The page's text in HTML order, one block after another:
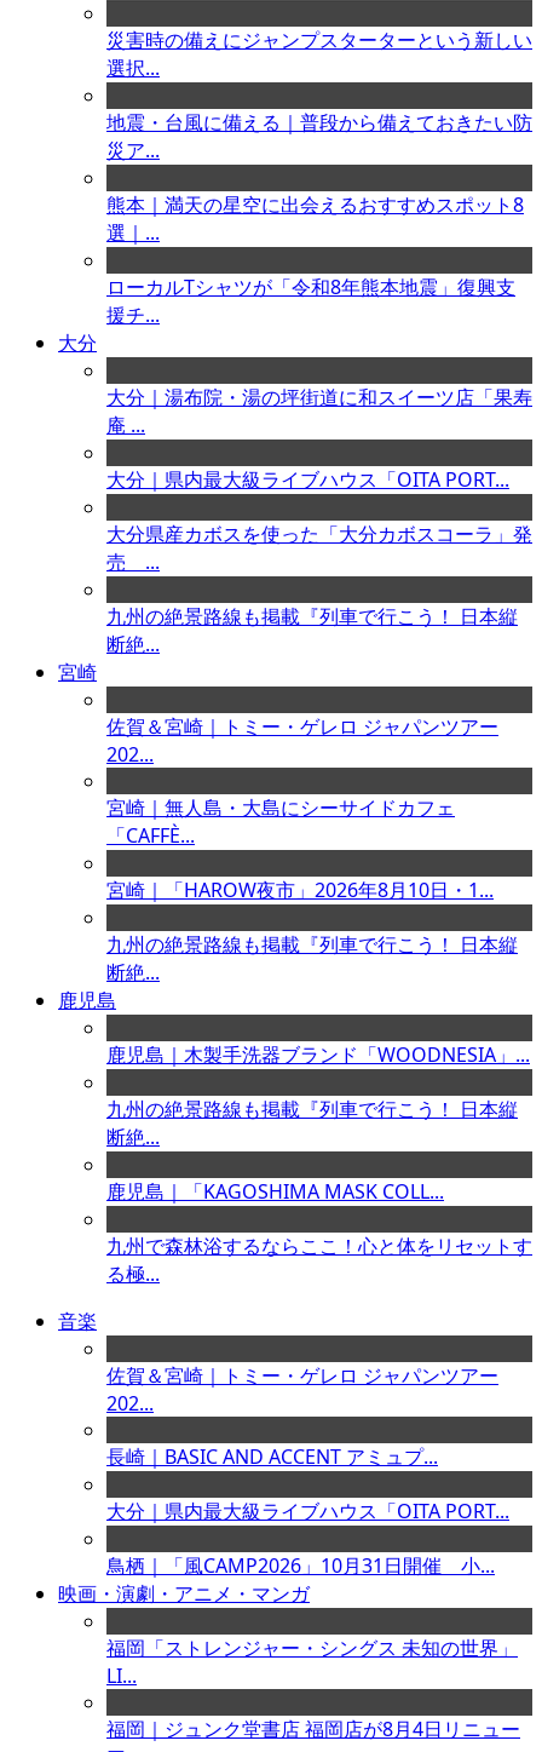
災害時の備えにジャンプスターターという新しい
選択...
地震・台風に備える｜普段から備えておきたい防
災ア...
熊本｜満天の星空に出会えるおすすめスポット8
選｜...
ローカルTシャツが「令和8年熊本地震」復興支
援チ...
大分
大分｜湯布院・湯の坪街道に和スイーツ店「果寿
庵 ...
大分｜県内最大級ライブハウス「OITA PORT...
大分県産カボスを使った「大分カボスコーラ」発
売 ...
九州の絶景路線も掲載『列車で行こう！ 日本縦
断絶...
宮崎
佐賀＆宮崎｜トミー・ゲレロ ジャパンツアー
202...
宮崎｜無人島・大島にシーサイドカフェ
「CAFFÈ...
宮崎｜「HAROW夜市」2026年8月10日・1...
九州の絶景路線も掲載『列車で行こう！ 日本縦
断絶...
鹿児島
鹿児島｜木製手洗器ブランド「WOODNESIA」...
九州の絶景路線も掲載『列車で行こう！ 日本縦
断絶...
鹿児島｜「KAGOSHIMA MASK COLL...
九州で森林浴するならここ！心と体をリセットす
る極...
音楽
佐賀＆宮崎｜トミー・ゲレロ ジャパンツアー
202...
長崎｜BASIC AND ACCENT アミュプ...
大分｜県内最大級ライブハウス「OITA PORT...
鳥栖｜「風CAMP2026」10月31日開催 小...
映画・演劇・アニメ・マンガ
福岡「ストレンジャー・シングス 未知の世界」
LI...
福岡｜ジュンク堂書店 福岡店が8月4日リニュー